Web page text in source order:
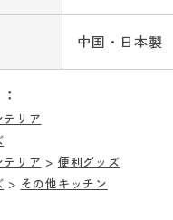
中国・日本製
リア
リア > 便利グッズ
> その他キッチン